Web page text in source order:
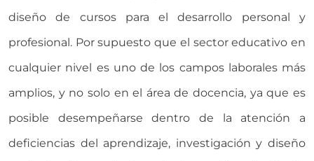
diseño de cursos para el desarrollo personal y
profesional. Por supuesto que el sector educativo en
cualquier nivel es uno de los campos laborales más
amplios, y no solo en el área de docencia, ya que es
posible desempeñarse dentro de la atención a
deficiencias del aprendizaje, investigación y diseño